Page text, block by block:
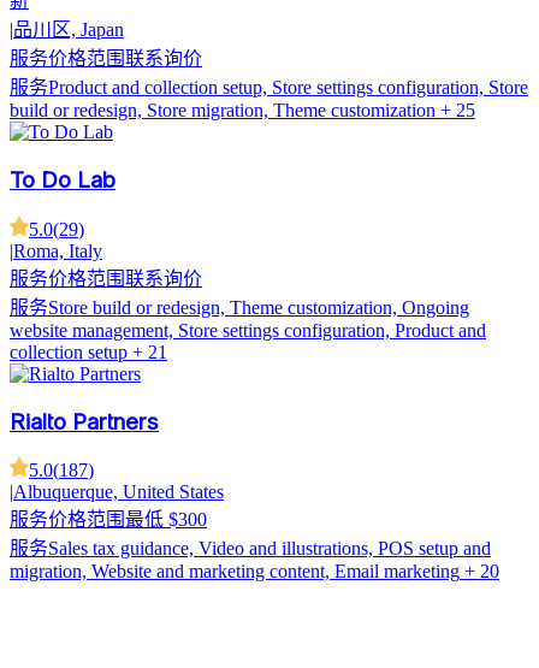
|品川区, Japan
服务价格范围联系询价
服务Product and collection setup, Store settings configuration, Store
build or redesign, Store migration, Theme customization + 25
To Do Lab
5.0(29)
|Roma, Italy
服务价格范围联系询价
服务Store build or redesign, Theme customization, Ongoing
website management, Store settings configuration, Product and
collection setup + 21
Rialto Partners
5.0(187)
|Albuquerque, United States
服务价格范围最低 $300
服务Sales tax guidance, Video and illustrations, POS setup and
migration, Website and marketing content, Email marketing + 20